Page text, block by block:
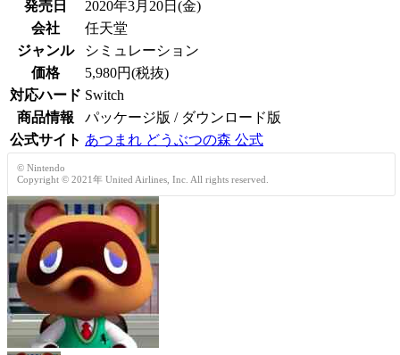
発売日
2020年3月20日(金)
会社
任天堂
ジャンル
シミュレーション
価格
5,980円(税抜)
対応ハード Switch
商品情報
パッケージ版 / ダウンロード版
公式サイト あつまれ どうぶつの森 公式
© Nintendo
Copyright © 2021年 United Airlines, Inc. All rights reserved.